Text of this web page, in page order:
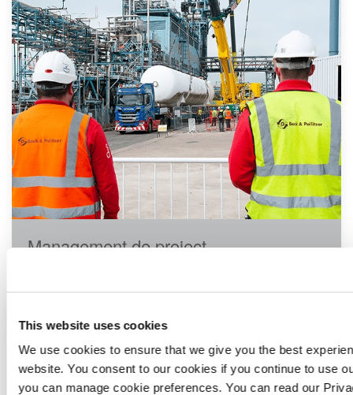
This website uses cookies
We use cookies to ensure that we give you the best
website. You consent to our cookies if you continue to use
you can manage cookie preferences. You can read our
Management de proiect